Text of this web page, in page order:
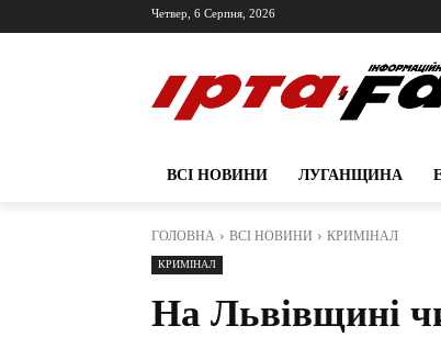
Четвер, 6 Серпня, 2026
ВСІ НОВИНИ ЛУГАНЩИНА
ГОЛОВНА ВСІ НОВИНИ КРИМІНАЛ
КРИМІНАЛ
На Львівщині